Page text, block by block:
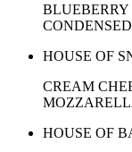
BLUEBERRY
HOUSE OF
CREAM
HOUSE OF